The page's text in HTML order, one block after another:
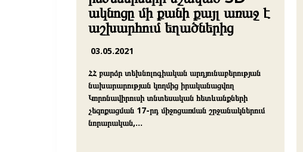
ակնոցը մի քանի քայլ առաջ է
աշխարհում եղածներից
03.05.2021
ՀՀ բարձր տեխնոլոգիական արդյունաբերության
նախարարության կողմից իրականացվող
Կորոնավիրուսի տնտեսական հետևանքների
չեզոքացման 17-րդ միջոցառման շրջանակներում
նորարական,…